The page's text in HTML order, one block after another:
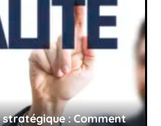
: Comment